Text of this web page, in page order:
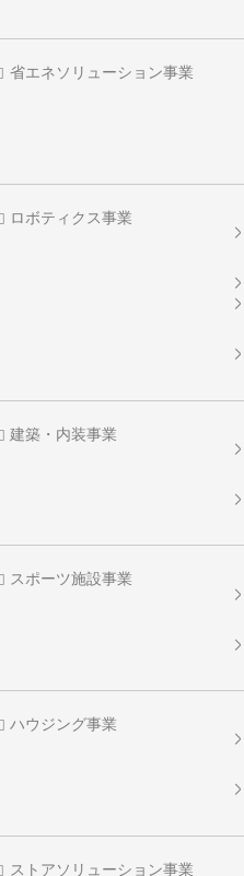
省エネソリューション事業
ロボティクス事業
建築・内装事業
スポーツ施設事業
ハウジング事業
ストアソリューション事業